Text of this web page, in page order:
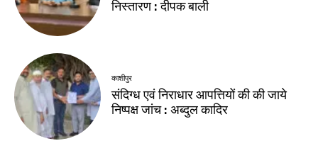
निस्तारण : दीपक बाली
काशीपुर
संदिग्ध एवं निराधार आपत्तियों की की जाये
निष्पक्ष जांच : अब्दुल कादिर